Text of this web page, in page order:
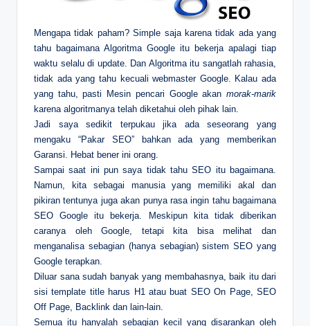
Mengapa tidak paham? Simple saja karena tidak ada yang
tahu bagaimana Algoritma Google itu bekerja apalagi tiap
waktu selalu di update. Dan Algoritma itu sangatlah rahasia,
tidak ada yang tahu kecuali webmaster Google. Kalau ada
yang tahu, pasti Mesin pencari Google akan morak-marik
karena algoritmanya telah diketahui oleh pihak lain.
Jadi saya sedikit terpukau jika ada seseorang yang
mengaku “Pakar SEO” bahkan ada yang memberikan
Garansi. Hebat bener ini orang.
Sampai saat ini pun saya tidak tahu SEO itu bagaimana.
Namun, kita sebagai manusia yang memiliki akal dan
pikiran tentunya juga akan punya rasa ingin tahu bagaimana
SEO Google itu bekerja. Meskipun kita tidak diberikan
caranya oleh Google, tetapi kita bisa melihat dan
menganalisa sebagian (hanya sebagian) sistem SEO yang
Google terapkan.
Diluar sana sudah banyak yang membahasnya, baik itu dari
sisi template title harus H1 atau buat SEO On Page, SEO
Off Page, Backlink dan lain-lain.
Semua itu hanyalah sebagian kecil yang disarankan oleh